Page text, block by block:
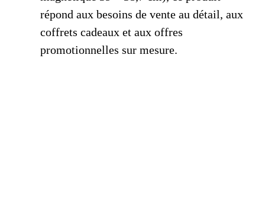
répond aux besoins de vente au détail, aux
coffrets cadeaux et aux offres
promotionnelles sur mesure.